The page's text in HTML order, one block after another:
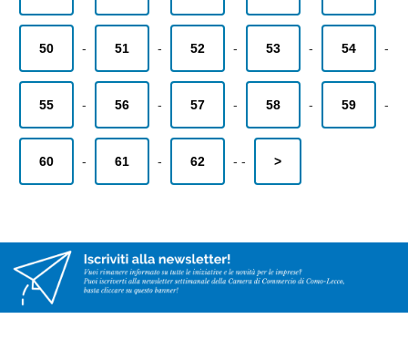
50 - 51 - 52 - 53 - 54 -
55 - 56 - 57 - 58 - 59 -
60 - 61 - 62 - - >